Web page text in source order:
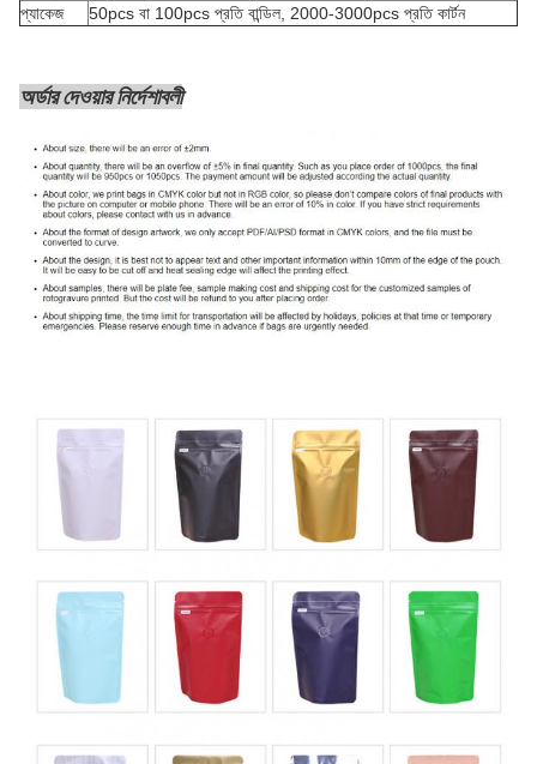
প্যাকেজ
50pcs বা 100pcs প্রতি বান্ডিল, 2000-3000pcs প্রতি কার্টন
অর্ডার দেওয়ার নির্দেশাবলী